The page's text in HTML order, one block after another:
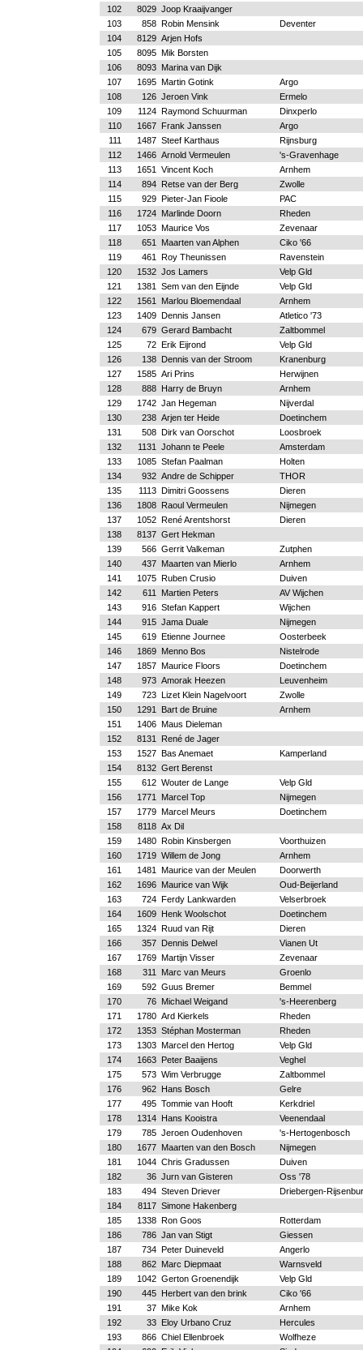
102
8029 Joop Kraaijvanger
103
858 Robin Mensink
Deventer
104
8129 Arjen Hofs
105
8095 Mik Borsten
106
8093 Marina van Dijk
107
1695 Martin Gotink
Argo
108
126 Jeroen Vink
Ermelo
109
1124 Raymond Schuurman
Dinxperlo
110
1667 Frank Janssen
Argo
111
1487 Steef Karthaus
Rijnsburg
112
1466 Arnold Vermeulen
's-Gravenhage
113
1651 Vincent Koch
Arnhem
114
894 Retse van der Berg
Zwolle
115
929 Pieter-Jan Fioole
PAC
116
1724 Marlinde Doorn
Rheden
117
1053 Maurice Vos
Zevenaar
118
651 Maarten van Alphen
Ciko '66
119
461 Roy Theunissen
Ravenstein
120
1532 Jos Lamers
Velp Gld
121
1381 Sem van den Eijnde
Velp Gld
122
1561 Marlou Bloemendaal
Arnhem
123
1409 Dennis Jansen
Atletico '73
124
679 Gerard Bambacht
Zaltbommel
125
72 Erik Eijrond
Velp Gld
126
138 Dennis van der Stroom
Kranenburg
127
1585 Ari Prins
Herwijnen
128
888 Harry de Bruyn
Arnhem
129
1742 Jan Hegeman
Nijverdal
130
238 Arjen ter Heide
Doetinchem
131
508 Dirk van Oorschot
Loosbroek
132
1131 Johann te Peele
Amsterdam
133
1085 Stefan Paalman
Holten
134
932 Andre de Schipper
THOR
135
1113 Dimitri Goossens
Dieren
136
1808 Raoul Vermeulen
Nijmegen
137
1052 René Arentshorst
Dieren
138
8137 Gert Hekman
139
566 Gerrit Valkeman
Zutphen
140
437 Maarten van Mierlo
Arnhem
141
1075 Ruben Crusio
Duiven
142
611 Martien Peters
AV Wijchen
143
916 Stefan Kappert
Wijchen
144
915 Jama Duale
Nijmegen
145
619 Etienne Journee
Oosterbeek
146
1869 Menno Bos
Nistelrode
147
1857 Maurice Floors
Doetinchem
148
973 Amorak Heezen
Leuvenheim
149
723 Lizet Klein Nagelvoort
Zwolle
150
1291 Bart de Bruine
Arnhem
151
1406 Maus Dieleman
152
8131
René de Jager
153
1527 Bas Anemaet
Kamperland
154
8132 Gert Berenst
155
612 Wouter de Lange
Velp Gld
156
1771 Marcel Top
Nijmegen
157
1779 Marcel Meurs
Doetinchem
158
8118 Ax Dil
159
1480 Robin Kinsbergen
Voorthuizen
160
1719 Willem de Jong
Arnhem
161
1481 Maurice van der Meulen
Doorwerth
162
1696 Maurice van Wijk
Oud-Beijerland
163
724 Ferdy Lankwarden
Velserbroek
164
1609 Henk Woolschot
Doetinchem
165
1324 Ruud van Rijt
Dieren
166
357 Dennis Delwel
Vianen Ut
167
1769 Martijn Visser
Zevenaar
168
311 Marc van Meurs
Groenlo
169
592 Guus Bremer
Bemmel
170
76 Michael Weigand
's-Heerenberg
171
1780 Ard Kierkels
Rheden
172
1353 Stéphan Mosterman
Rheden
173
1303 Marcel den Hertog
Velp Gld
174
1663 Peter Baaijens
Veghel
175
573 Wim Verbrugge
Zaltbommel
176
962 Hans Bosch
Gelre
177
495 Tommie van Hooft
Kerkdriel
178
1314 Hans Kooistra
Veenendaal
179
785 Jeroen Oudenhoven
's-Hertogenbosch
180
1677 Maarten van den Bosch
Nijmegen
181
1044 Chris Gradussen
Duiven
182
36 Jurn van Gisteren
Oss '78
183
494 Steven Driever
Driebergen-
184
8117 Simone Hakenberg
185
1338 Ron Goos
Rotterdam
186
786 Jan van Stigt
Giessen
187
734 Peter Duineveld
Angerlo
188
862 Marc Diepmaat
Warnsveld
189
1042 Gerton Groenendijk
Velp Gld
190
445 Herbert van den brink
Ciko '66
191
37 Mike Kok
Arnhem
192
33 Eloy Urbano Cruz
Hercules
193
866 Chiel Ellenbroek
Wolfheze